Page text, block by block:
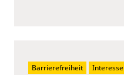
Barrierefreiheit